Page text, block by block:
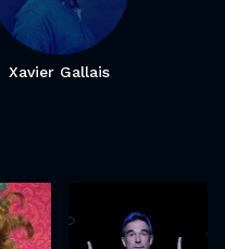
Xavier Gallais